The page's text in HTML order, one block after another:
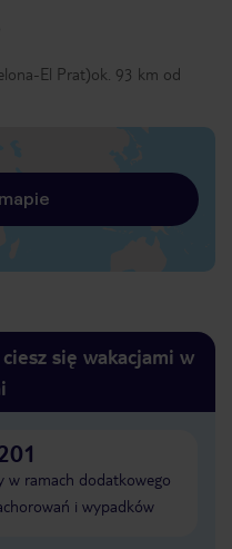
El Prat)ok. 93 km od
się wakacjami w
w ramach dodatkowego
i wypadków